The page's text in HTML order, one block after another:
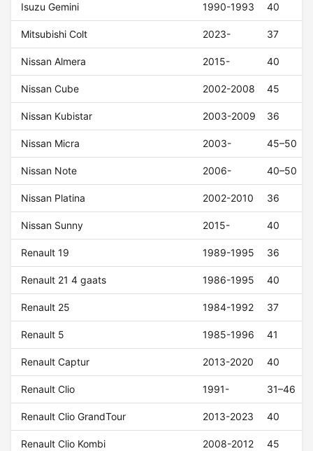
Isuzu Gemini 1990-1993 40
Mitsubishi Colt 2023- 37
Nissan Almera 2015- 40
Nissan Cube 2002-2008 45
Nissan Kubistar 2003-2009 36
Nissan Micra 2003- 45–50
Nissan Note 2006- 40–50
Nissan Platina 2002-2010 36
Nissan Sunny 2015- 40
Renault 19 1989-1995 36
Renault 21 4 gaats 1986-1995 40
Renault 25 1984-1992 37
Renault 5 1985-1996 41
Renault Captur 2013-2020 40
Renault Clio 1991- 31–46
Renault Clio GrandTour 2013-2023 40
Renault Clio Kombi 2008-2012 45